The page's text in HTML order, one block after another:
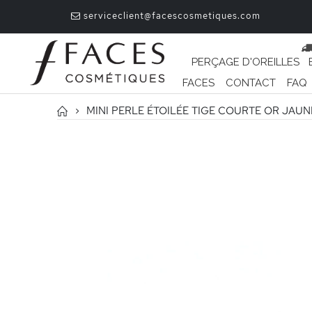
serviceclient@facescosmetiques.com
PERÇAGE D'OREILLES
FACES
CONTACT FAQ
MINI PERLE ÉTOILÉE TIGE COURTE OR